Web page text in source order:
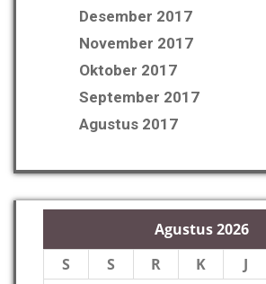
Desember 2017
November 2017
Oktober 2017
September 2017
Agustus 2017
Agustus 2026
S
S R K J